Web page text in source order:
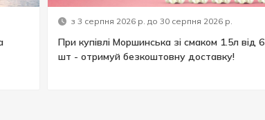
з 3 серпня 2026 р. до 30 серпня 2026 р.
При купівлі Моршинська зі смаком 1.5л від 6
шт - отримуй безкоштовну доставку!